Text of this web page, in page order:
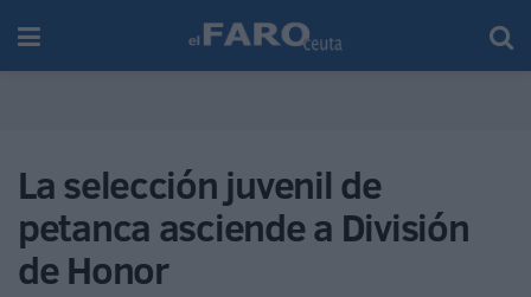
La selección juvenil de
petanca asciende a División
de Honor